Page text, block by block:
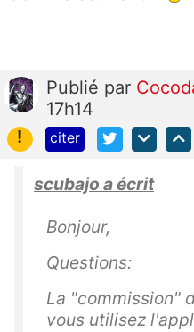
Publié par
17h14
!
citer
scubajo a écrit
Bonjour,
Questions:
La "commission"
vous utilisez